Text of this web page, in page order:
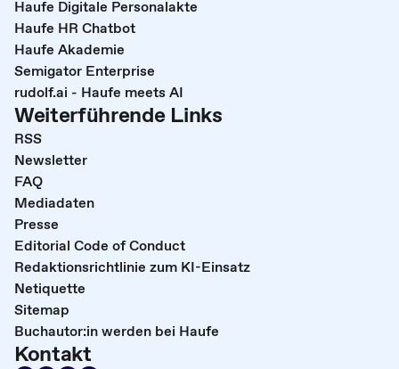
Haufe Digitale Personalakte
Haufe HR Chatbot
Haufe Akademie
Semigator Enterprise
rudolf.ai - Haufe meets AI
Weiterführende Links
RSS
Newsletter
FAQ
Mediadaten
Presse
Editorial Code of Conduct
Redaktionsrichtlinie zum KI-Einsatz
Netiquette
Sitemap
Buchautor:in werden bei Haufe
Kontakt